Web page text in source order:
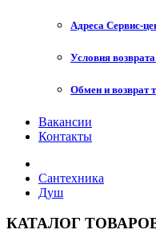
Адреса Сервис-
Условия
Обмен и возврат
Вакансии
Контакты
Сантехника
Душ
КАТАЛОГ